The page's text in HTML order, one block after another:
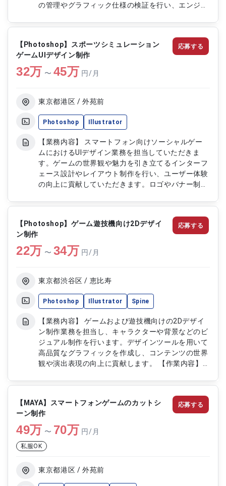
の管理やグラフィック仕様の検証を行い、エンジニ
質向上に貢献します。 【作業内容】 ・開発環境お
よびワークフローの構築・改善 ・DCCツール
（Maya、Photoshopなど）のプラグイン作成 ・ゲ
ームエンジン向けカスタマイズツール開発 ・アー
トアセットの管理対応 ・グラフィック仕様の検証
および素材作成 ・エンジニアとデザイナー間の調
【Photoshop】スポーツシミュレーション
ゲームUIデザイン制作
32万 〜 45万 円/月
東京都港区 / 外苑前
Photoshop Illustrator
【業務内容】 スマートフォン向けソーシャルゲー
ムにおけるUIデザイン業務を担当していただきま
す。ゲームの世界観や魅力を引き立てるインターフ
ェース設計やレイアウト制作を行い、ユーザー体験
の向上に貢献していただきます。ロゴやバナー制
担当していただきます。 【作業内容】 ・ゲームUI
デザインおよびレイアウト制作 ・ロゴデザインお
よび各種グラフィック制作 ・ゲーム内バナー制作
改修に伴うUIデザイン対応 ・デザインデータの調整
および修正対応
応募する
【Photoshop】ゲーム遊技機向け2Dデザイ
ン制作
22万 〜 34万 円/月
東京都渋谷区 / 恵比寿
Photoshop Illustrator Spine
【業務内容】 ゲームおよび遊技機向けの2Dデザイ
ン制作業務を担当し、キャラクターや背景などのビ
ジュアル制作を行います。デザインツールを用いて
高品質なグラフィックを作成し、コンテンツの世界
観や演出表現の向上に貢献します。 【作業内容】
・2Dグラフィック素材の作成 ・デザインデータの
調整および修正 ・演出表現に合わせたビジュアル
制作
応募する
【MAYA】スマートフォンゲームのカットシ
ーン制作
49万 〜 70万 円/月
私服OK
東京都港区 / 外苑前
応募する